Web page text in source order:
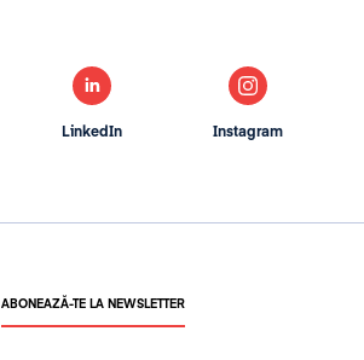
ABONEAZĂ-TE LA NEWSLETTER
LinkedIn Instagram